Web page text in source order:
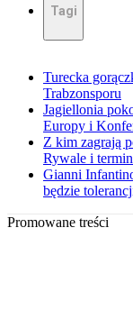
Tagi
Turecka
Trabzonsporu
Jagiellonia
Europy i
Z kim zagrają
Rywale i
Gianni
będzie
Promowane treści